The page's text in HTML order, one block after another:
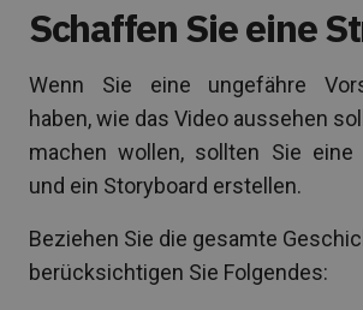
Schaffen Sie eine
Wenn Sie eine ungefähre
haben, wie das Video aussehen
machen wollen, sollten Sie eine
und ein Storyboard erstellen.
Beziehen Sie die gesamte
berücksichtigen Sie Folgendes: